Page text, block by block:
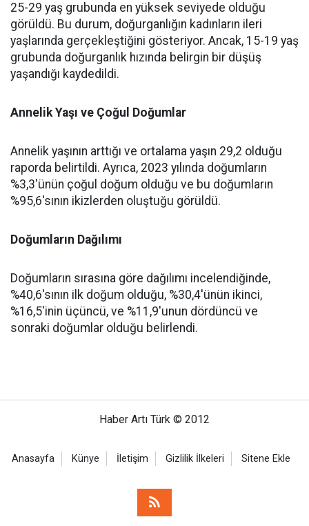
25-29 yaş grubunda en yüksek seviyede olduğu
görüldü. Bu durum, doğurganlığın kadınların ileri
yaşlarında gerçekleştiğini gösteriyor. Ancak, 15-19 yaş
grubunda doğurganlık hızında belirgin bir düşüş
yaşandığı kaydedildi.
Annelik Yaşı ve Çoğul Doğumlar
Annelik yaşının arttığı ve ortalama yaşın 29,2 olduğu
raporda belirtildi. Ayrıca, 2023 yılında doğumların
%3,3'ünün çoğul doğum olduğu ve bu doğumların
%95,6'sının ikizlerden oluştuğu görüldü.
Doğumların Dağılımı
Doğumların sırasına göre dağılımı incelendiğinde,
%40,6'sının ilk doğum olduğu, %30,4'ünün ikinci,
%16,5'inin üçüncü, ve %11,9'unun dördüncü ve
sonraki doğumlar olduğu belirlendi.
Haber Artı Türk © 2012
Anasayfa Künye İletişim Gizlilik İlkeleri Sitene Ekle